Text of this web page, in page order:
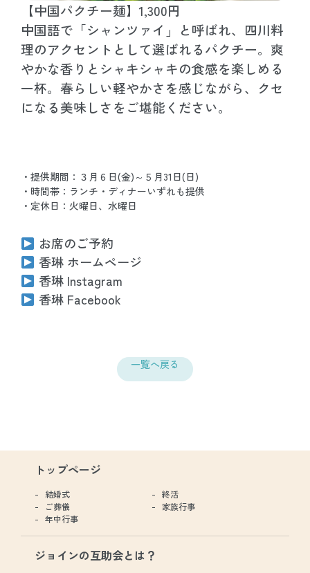
【中国パクチー麺】1,300円
中国語で「シャンツァイ」と呼ばれ、四川料
理のアクセントとして選ばれるパクチー。爽
やかな香りとシャキシャキの食感を楽しめる
一杯。春らしい軽やかさを感じながら、クセ
になる美味しさをご堪能ください。
・提供期間：３月６日(金)～５月31日(日)
・時間帯：ランチ・ディナーいずれも提供
・定休日：火曜日、水曜日
お席のご予約
香琳 ホームページ
香琳 Instagram
香琳 Facebook
一覧へ戻る
トップページ
結婚式
終活
ご葬儀
家族行事
年中行事
ジョインの互助会とは？